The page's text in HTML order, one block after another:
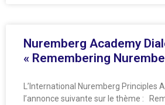
Nuremberg Academy
« Remembering
L’International Nuremberg Principles
l’annonce suivante sur le thème :